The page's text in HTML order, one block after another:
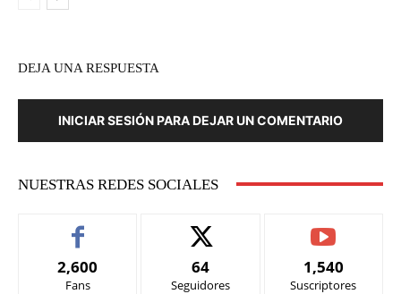
DEJA UNA RESPUESTA
INICIAR SESIÓN PARA DEJAR UN COMENTARIO
NUESTRAS REDES SOCIALES
2,600
Fans
64
Seguidores
1,540
Suscriptores